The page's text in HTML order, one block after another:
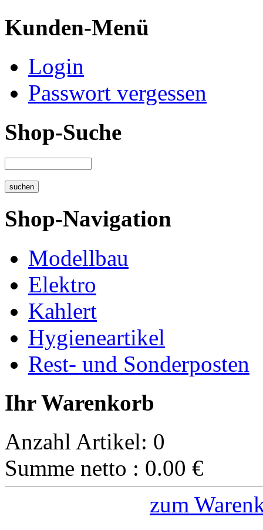
Kunden-Menü
Login
Passwort vergessen
Shop-Suche
Shop-Navigation
Modellbau
Elektro
Kahlert
Hygieneartikel
Rest- und Sonderposten
Ihr Warenkorb
Anzahl Artikel: 0
Summe netto : 0.00 €
zum